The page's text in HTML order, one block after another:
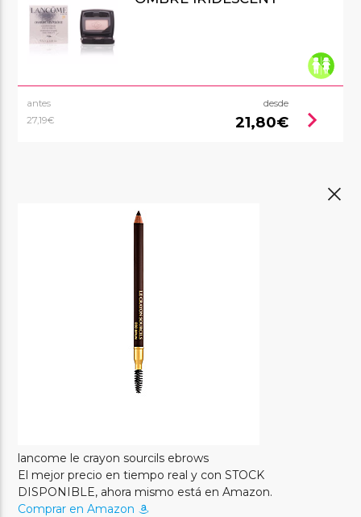
antes
27,19€
desde
21,80€ chevron_right
lancome le crayon sourcils ebrows
El mejor precio en tiempo real y con STOCK
DISPONIBLE, ahora mismo está en Amazon.
Comprar en Amazon